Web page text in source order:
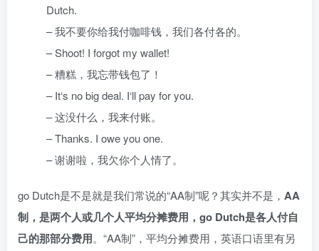
Dutch.
– 我不要你给我付咖啡钱，我们各付各的。
– Shoot! I forgot my wallet!
– 糟糕，我忘带钱包了！
– It‘s no big deal. I‘ll pay for you.
– 这没什么，我来付账。
– Thanks. I owe you one.
– 谢谢啦，我欠你个人情了。
go Dutch是不是就是我们常说的“AA制”呢？其实并不是， AA
制，是两个人或几个人平均分摊费用，go Dutch是各人付自
己的那部分费用。“AA制”，平均分摊费用，英语口语里有另